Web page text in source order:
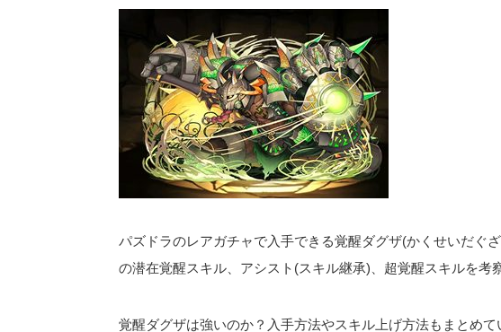
パズドラのレアガチャで入手できる覚醒ダグザ(かくせいだぐ
の潜在覚醒スキル、アシスト(スキル継承)、超覚醒スキルを考
覚醒ダグザは強いのか？入手方法やスキル上げ方法もまとめて